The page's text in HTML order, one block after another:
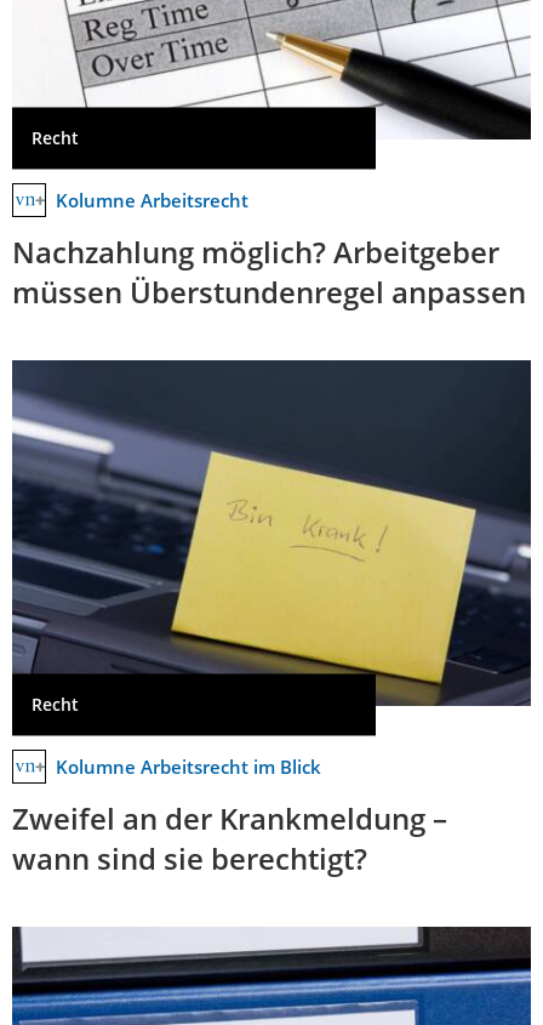
Recht
Kolumne Arbeitsrecht
Nachzahlung möglich? Arbeitgeber
müssen Überstundenregel anpassen
Recht
Kolumne Arbeitsrecht im Blick
Zweifel an der Krankmeldung –
wann sind sie berechtigt?